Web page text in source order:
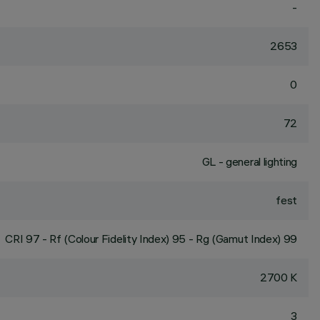
-
2653
0
72
GL - general lighting
fest
CRI 97 - Rf (Colour Fidelity Index) 95 - Rg (Gamut Index) 99
2700 K
3